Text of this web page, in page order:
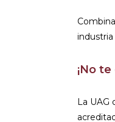
¡No
La UAG